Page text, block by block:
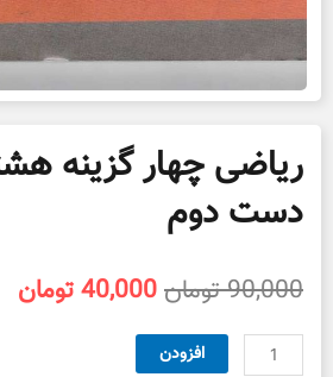
ریاضی چهار گزینه
دست دوم
90,000تومانقیمت
بود.
40,000تومان
ریاضی
چهار
افزودن